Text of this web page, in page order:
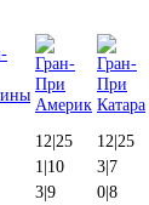
12|25 12|25
1|10 3|7
3|9 0|8